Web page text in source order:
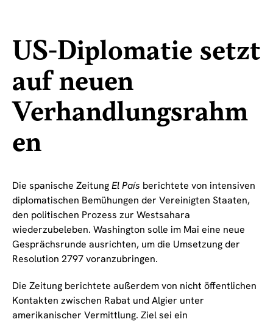
US-Diplomatie setzt
auf neuen
Verhandlungsrahm
en
Die spanische ZeitungEl País berichtete von intensiven
diplomatischen Bemühungen der Vereinigten Staaten,
den politischen Prozess zur Westsahara
wiederzubeleben. Washington solle im Mai eine neue
Gesprächsrunde ausrichten, um die Umsetzung der
Resolution 2797 voranzubringen.
Die Zeitung berichtete außerdem von nicht öffentlichen
Kontakten zwischen Rabat und Algier unter
amerikanischer Vermittlung. Ziel sei ein